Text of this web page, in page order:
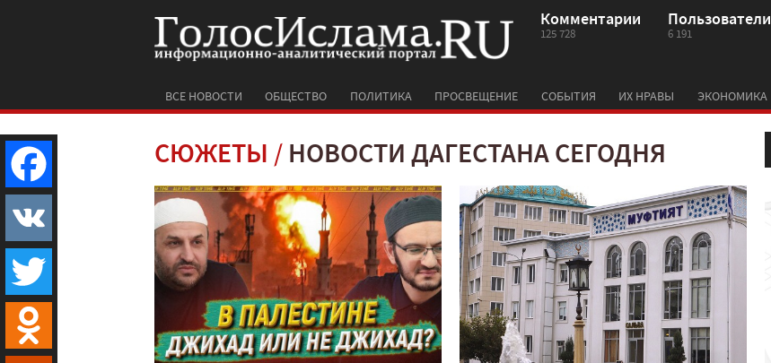
Комментарии
125 728
Пользователи
6 191
ВСЕ НОВОСТИ ОБЩЕСТВО ПОЛИТИКА ПРОСВЕЩЕНИЕ СОБЫТИЯ ИХ НРАВЫ ЭКОНОМИКА
СЮЖЕТЫ НОВОСТИ ДАГЕСТАНА СЕГОДНЯ
Facebook
VK
Twitter